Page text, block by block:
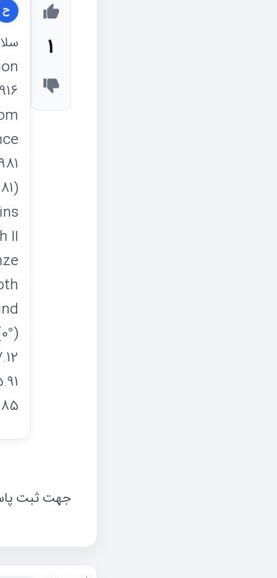
1
ح
II
جهت ثبت